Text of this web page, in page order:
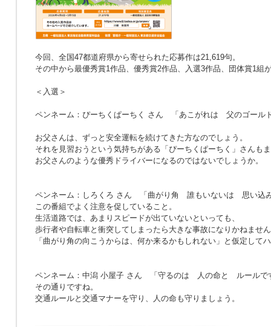
今回、全国47都道府県から寄せられた応募作は21,619句。
その中から最優秀賞1作品、優秀賞2作品、入選3作品、団体賞1組
＜入選＞
ペンネーム：ぴーちくぱーちく さん 「あこがれは 父のゴール
お父さんは、ずっと安全運転を続けてきた方なのでしょう。
それを見習おうという気持ちがある「ぴーちくぱーちく」さんも
お父さんのような優秀ドライバーになるのではないでしょうか。
ペンネーム：しろくろ さん
「曲がり角 誰もいないは 思い込
この番組でよく注意を促していること。
生活道路では、あまりスピードが出ていないといっても、
歩行者や自転車と衝突してしまったら大きな事故になりかねませ
「曲がり角の向こうからは、何か来るかもしれない」と仮定して
ペンネーム：中潟 小屋子 さん 「 守るのは 人の命と ルールで
その通りですね。
交通ルールと交通マナーを守り、人の命も守りましょう。